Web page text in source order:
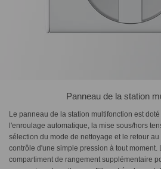
Panneau de la station
Le panneau de la station multifonction est
l'enroulage automatique, la mise sous/hors
sélection du mode de nettoyage et le retour
contrôle d'une simple pression à tout moment.
compartiment de rangement supplémentaire